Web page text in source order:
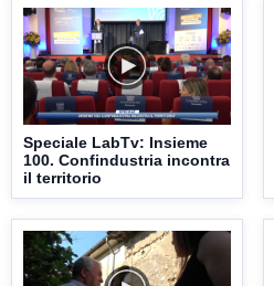
Speciale LabTv: Insieme
100. Confindustria incontra
il territorio